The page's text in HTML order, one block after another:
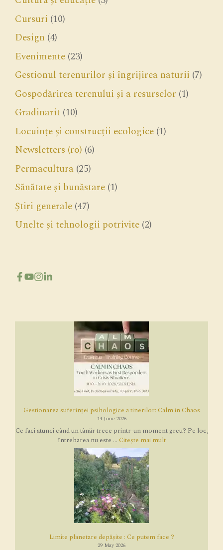
Cursuri (10)
Design (4)
Evenimente (23)
Gestionul terenurilor și îngrijirea naturii (7)
Gospodărirea terenului și a resurselor (1)
Gradinarit (10)
Locuințe și construcții ecologice (1)
Newsletters (ro) (6)
Permacultura (25)
Sănătate și bunăstare (1)
Știri generale (47)
Unelte și tehnologii potrivite (2)
Gestionarea suferinței psihologice a tinerilor: Calm in Chaos
14 June 2026
Ce faci atunci când un tânăr trece printr-un moment greu? Pe loc,
întrebarea nu este ... Citește mai mult
Limite planetare depășite : Ce putem face ?
29 May 2026